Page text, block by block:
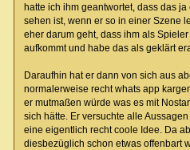
hatte ich ihm geantwortet, dass das
sehen ist, wenn er so in einer Szene
eher darum geht, dass ihm als
aufkommt und habe das als geklärt
Daraufhin hat er dann von sich aus
normalerweise recht whats app
er mutmaßen würde was es mit
sich hätte. Er versuchte alle
eine eigentlich recht coole Idee. Da
diesbezüglich schon etwas offenbart